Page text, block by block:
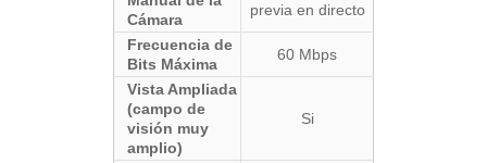
Cámara
previa en directo
Frecuencia de
Bits Máxima
60 Mbps
Vista Ampliada
(campo de
visión muy
amplio)
Si